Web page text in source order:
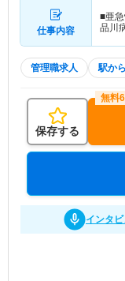
仕事内容
■亜
品川
管理職求人 駅か
保存する
インタ